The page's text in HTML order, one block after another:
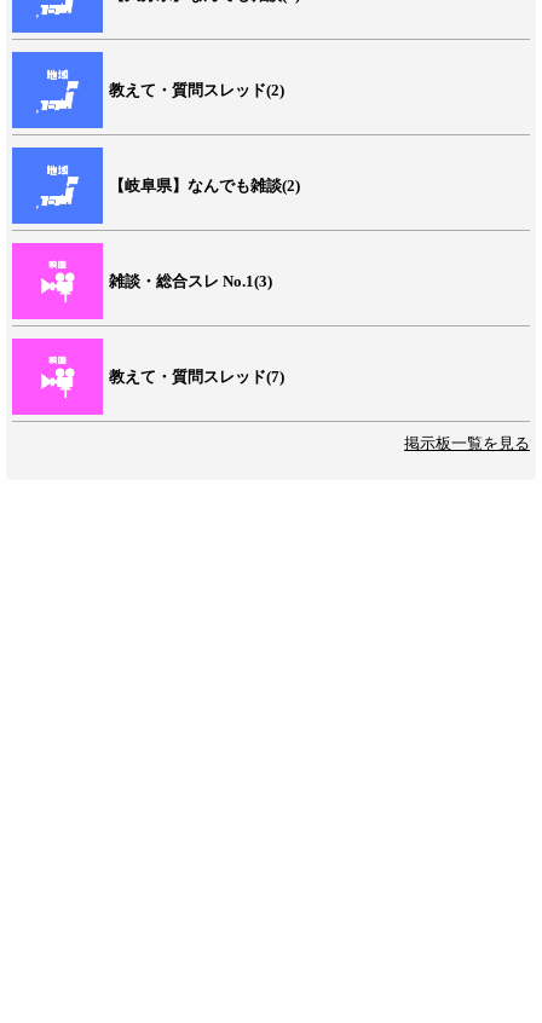
教えて・質問スレッド(2)
【岐阜県】なんでも雑談(2)
雑談・総合スレ No.1(3)
教えて・質問スレッド(7)
掲示板一覧を見る